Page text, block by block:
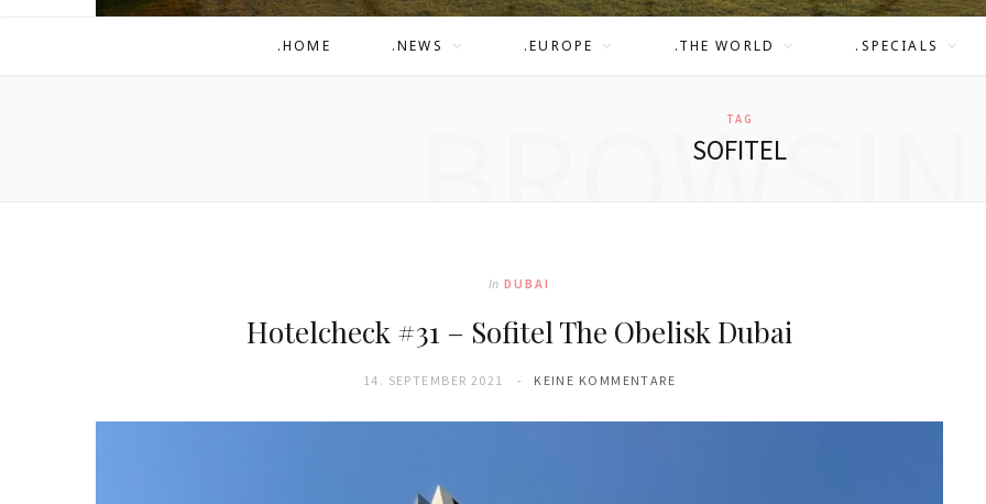
.HOME .NEWS .EUROPE .THE WORLD .SPECIALS
TAG
SOFITEL
BROWSING
In DUBAI
Hotelcheck #31 – Sofitel The Obelisk Dubai
14. SEPTEMBER 2021 KEINE KOMMENTARE